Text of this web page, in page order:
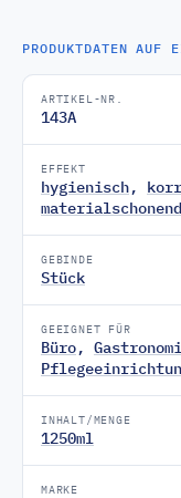
PRODUKTDATEN AUF
ARTIKEL-NR.
143A
EFFEKT
hygienisch,
materialschonend
GEBINDE
Stück
GEEIGNET FÜR
Büro,
INHALT/MENGE
1250ml
MARKE